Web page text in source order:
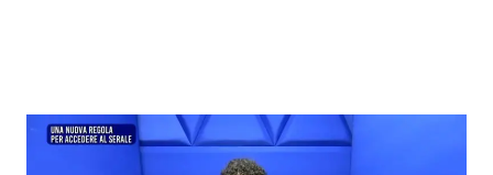
News Musica